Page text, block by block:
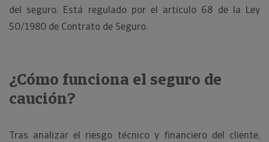
del seguro. Está regulado por el artículo 68 de la Ley
50/1980 de Contrato de Seguro.
¿Cómo funciona el seguro de
caución?
Tras analizar el riesgo técnico y financiero del cliente,